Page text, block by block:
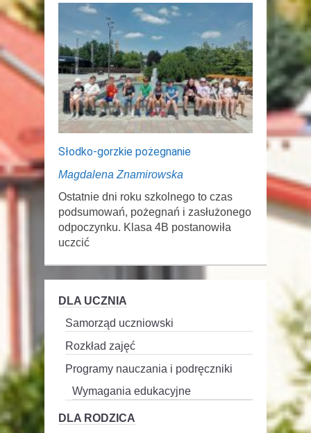
Słodko-gorzkie pożegnanie
Magdalena Znamirowska
Ostatnie dni roku szkolnego to czas
podsumowań, pożegnań i zasłużonego
odpoczynku. Klasa 4B postanowiła
uczcić
DLA UCZNIA
Samorząd uczniowski
Rozkład zajęć
Programy nauczania i podręczniki
Wymagania edukacyjne
DLA RODZICA